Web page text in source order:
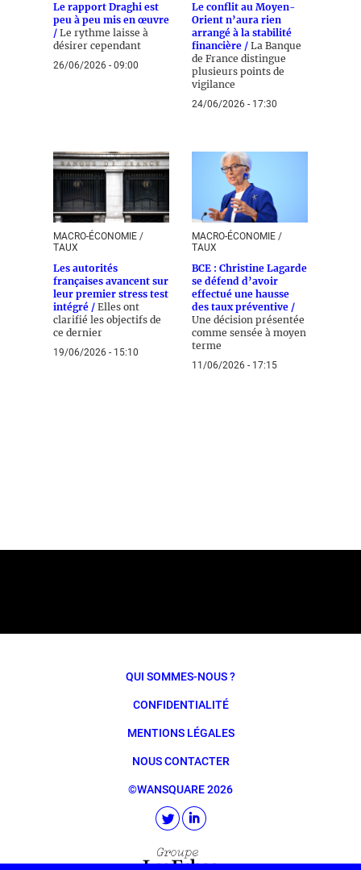
Le rapport Draghi est
peu à peu mis en œuvre
/ Le rythme laisse à
désirer cependant
26/06/2026 - 09:00
Le conflit au Moyen-
Orient n’aura rien
arrangé à la stabilité
financière / La Banque
de France distingue
plusieurs points de
vigilance
24/06/2026 - 17:30
MACRO-ÉCONOMIE /
TAUX
Les autorités
françaises avancent sur
leur premier stress test
intégré / Elles ont
clarifié les objectifs de
ce dernier
19/06/2026 - 15:10
MACRO-ÉCONOMIE /
TAUX
BCE : Christine Lagarde
se défend d’avoir
effectué une hausse
des taux préventive /
Une décision présentée
comme sensée à moyen
terme
11/06/2026 - 17:15
QUI SOMMES-NOUS ?
CONFIDENTIALITÉ
MENTIONS LÉGALES
NOUS CONTACTER
©WANSQUARE 2026